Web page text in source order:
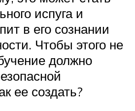
испуга и
в его сознании
Чтобы этого не
должно
ее создать?